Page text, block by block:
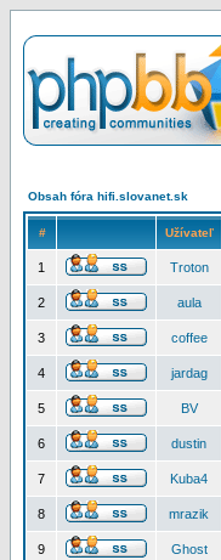
Obsah fóra hifi.slovanet.sk
# Užívateľ
1 Troton
2 aula
3 coffee
4 jardag
5 BV
6 dustin
7 Kuba4
8 mrazik
9 Ghost